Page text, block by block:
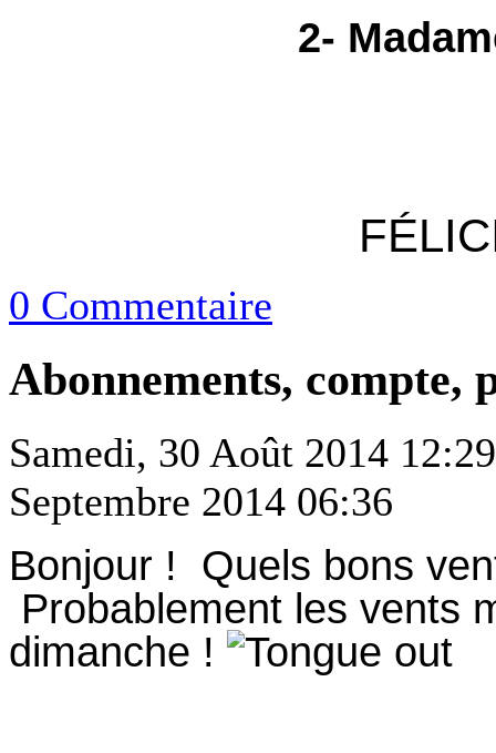
2-
0 Commentaire
Abonnements, compte,
Samedi, 30 Août 2014 12:29
Septembre 2014 06:36
Bonjour ! Quels bons
Probablement les vents
dimanche !